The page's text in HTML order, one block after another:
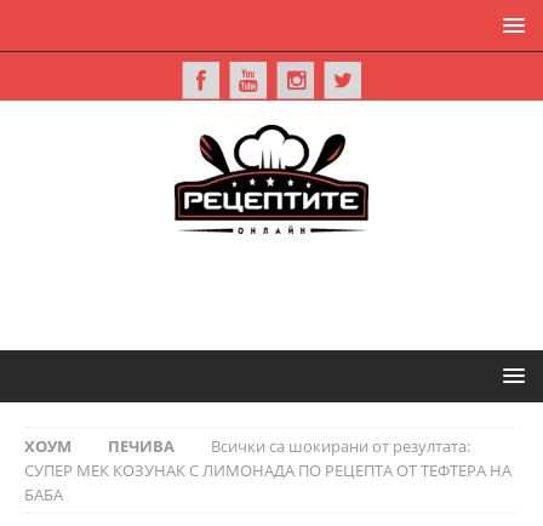
ХОУМ ПЕЧИВА
Всички са шокирани от резултата:
СУПЕР МЕК КОЗУНАК С ЛИМОНАДА ПО РЕЦЕПТА ОТ ТЕФТЕРА НА
БАБА